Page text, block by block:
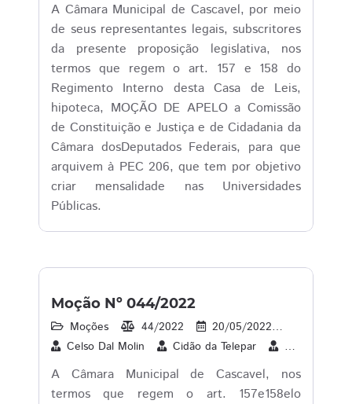
A Câmara Municipal de Cascavel, por meio
de seus representantes legais, subscritores
da presente proposição legislativa, nos
termos que regem o art. 157 e 158 do
Regimento Interno desta Casa de Leis,
hipoteca, MOÇÃO DE APELO a Comissão
de Constituição e Justiça e de Cidadania da
Câmara dosDeputados Federais, para que
arquivem à PEC 206, que tem por objetivo
criar mensalidade nas Universidades
Públicas.
Moção Nº 044/2022
Moções 44/2022 20/05/2022
Celso Dal Molin
Cidão da Telepar Cleverson
A Câmara Municipal de Cascavel, nos
termos que regem o art. 157e158elo